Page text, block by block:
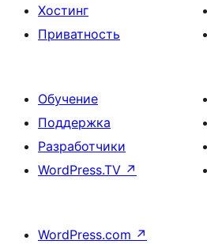
Хостинг
Приватность
Обучение
Поддержка
Разработчики
WordPress.TV ↗
WordPress.com ↗